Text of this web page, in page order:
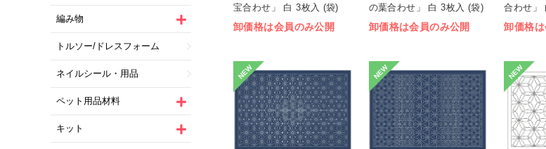
編み物
トルソー/ドレスフォーム
ネイルシール・用品
ペット用品材料
キット
宝合わせ」 白 3枚入 (袋)
卸価格は会員のみ公開
の葉合わせ」 白 3枚入 (袋)
卸価格は会員のみ公開
合わせ」
卸価格
NEW NEW NEW